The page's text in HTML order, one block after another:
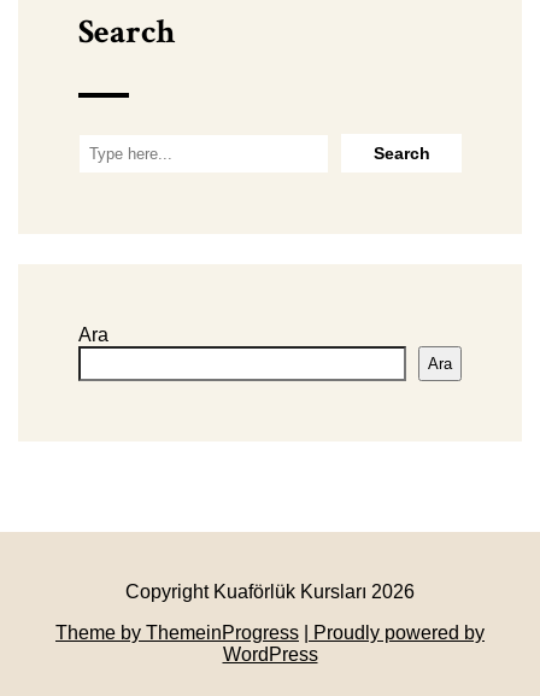
Search
Ara
Ara
Copyright Kuaförlük Kursları 2026
Theme by ThemeinProgress
| Proudly powered by
WordPress